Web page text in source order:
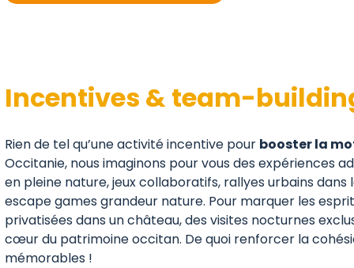
Incentives & team-
Rien de tel qu’une activité incentive pour booster la
Occitanie, nous imaginons pour vous des expériences
en pleine nature, jeux collaboratifs, rallyes urbains
escape games grandeur nature. Pour marquer les
privatisées dans un château, des visites nocturnes
cœur du patrimoine occitan. De quoi renforcer la
mémorables !